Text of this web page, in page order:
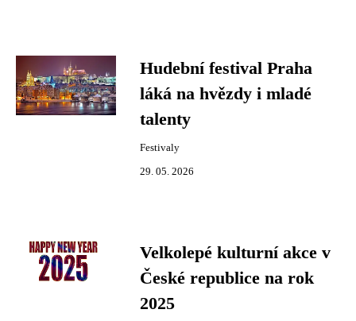
Hudební festival Praha
láká na hvězdy i mladé
talenty
Festivaly
29. 05. 2026
Velkolepé kulturní akce v
České republice na rok
2025